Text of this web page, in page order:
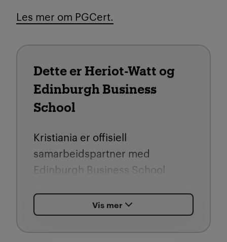
Les mer om PGCert.
Dette er Heriot-Watt og
Edinburgh Business
School
Kristiania er offisiell
samarbeidspartner med
Edinburgh Business School
University.
Universitetet ble etablert i 1821.
Vis mer